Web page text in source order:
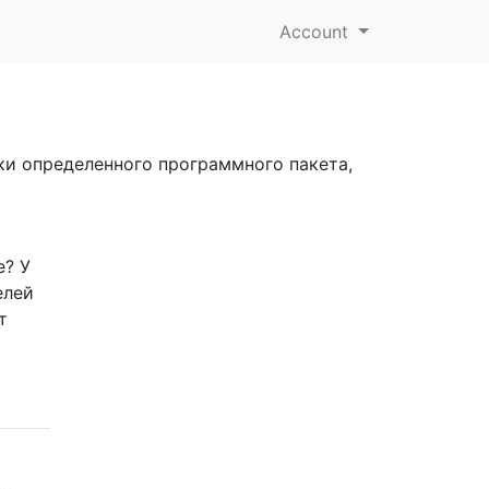
Account
определенного программного пакета,
У